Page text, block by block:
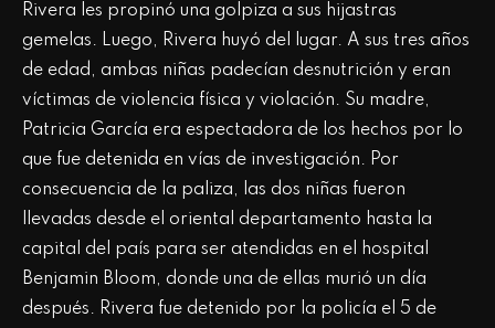
Rivera les propinó una golpiza a sus hijastras
gemelas. Luego, Rivera huyó del lugar. A sus tres años
de edad, ambas niñas padecían desnutrición y eran
víctimas de violencia física y violación. Su madre,
Patricia García era espectadora de los hechos por lo
que fue detenida en vías de investigación. Por
consecuencia de la paliza, las dos niñas fueron
llevadas desde el oriental departamento hasta la
capital del país para ser atendidas en el hospital
Benjamin Bloom, donde una de ellas murió un día
después. Rivera fue detenido por la policía el 5 de